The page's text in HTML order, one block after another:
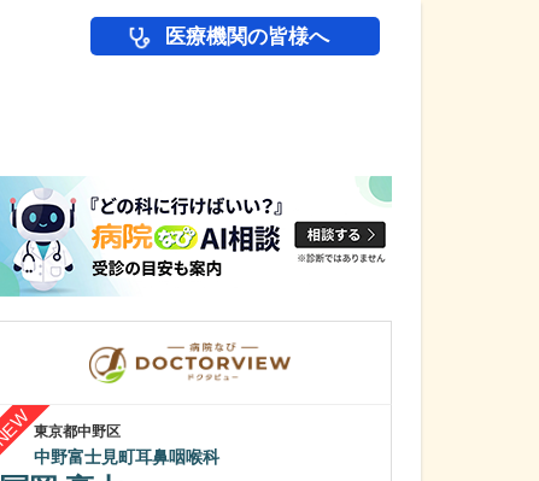
医療機関の皆様へ
東京都中野区
中野富士見町耳鼻咽喉科